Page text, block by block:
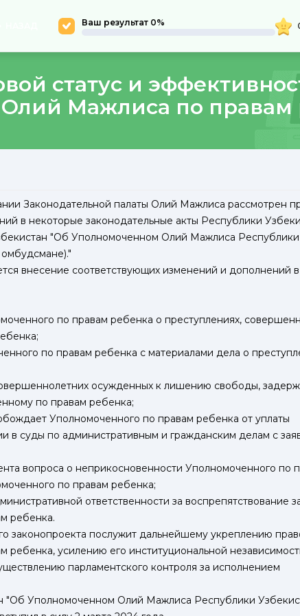
Ваш результат 0%
0
статус и
Мажлиса по правам
Законодательной палаты Олий Мажлиса рассмотрен
в некоторые законодательные акты Республики
"Об Уполномоченном Олий Мажлиса Республики
внесение соответствующих изменений и дополнений в
по правам ребенка о преступлениях,
по правам ребенка с материалами дела о
осужденных к лишению свободы,
по правам ребенка;
Уполномоченного по правам ребенка от уплаты
в суды по административным и гражданским делам с
вопроса о неприкосновенности Уполномоченного по
по правам ребенка;
ответственности за воспрепятствование
ребенка.
законопроекта послужит дальнейшему укреплению
ребенка, усилению его институциональной
парламентского контроля за исполнением
"Об Уполномоченном Олий Мажлиса Республики